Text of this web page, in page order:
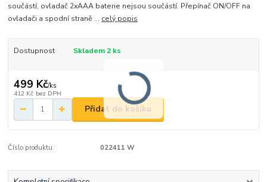
součástí, ovladač 2xAAA baterie nejsou součástí. Přepínač ON/OFF na
ovladači a spodní straně ... celý popis
Dostupnost Skladem 2 ks
499 Kč/ks
412 Kč bez DPH
Přidat do košíku
Číslo produktu: 022411 W